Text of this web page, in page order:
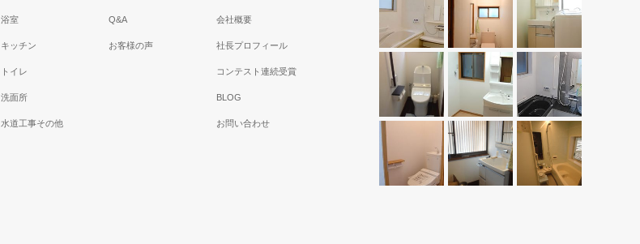
浴室
キッチン
トイレ
洗面所
水道工事その他
Q&A
お客様の声
会社概要
社長プロフィール
コンテスト連続受賞
BLOG
お問い合わせ